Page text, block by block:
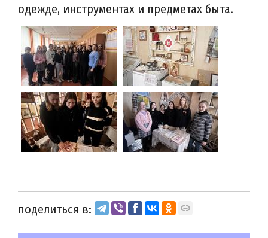
одежде, инструментах и предметах быта.
поделиться в: